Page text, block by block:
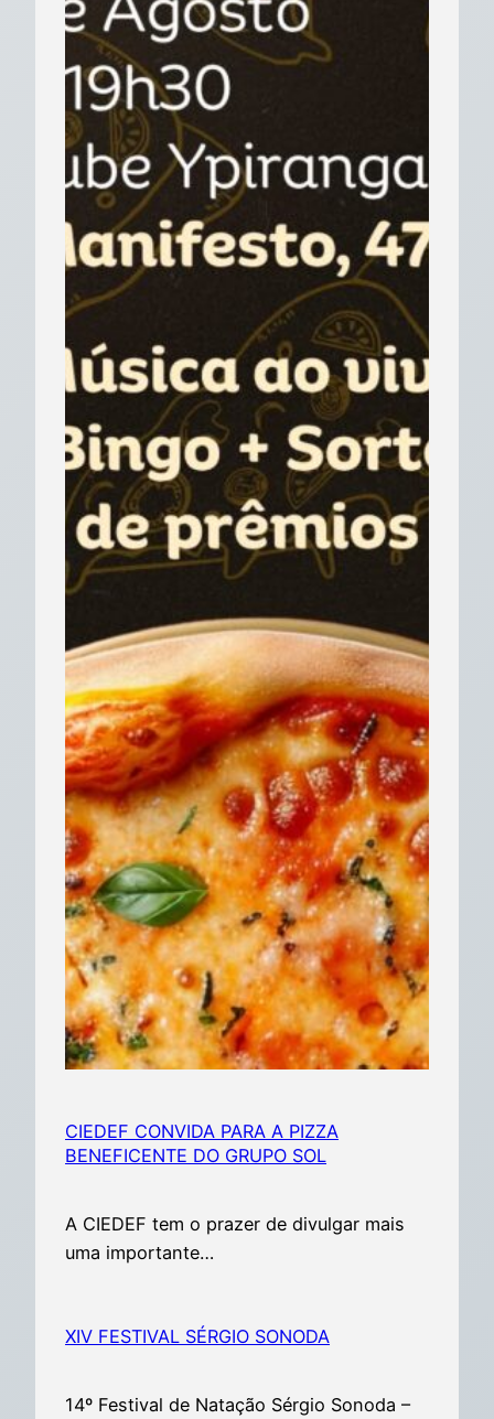
CIEDEF CONVIDA PARA A PIZZA
BENEFICENTE DO GRUPO SOL
A CIEDEF tem o prazer de divulgar mais
uma importante…
XIV FESTIVAL SÉRGIO SONODA
14º Festival de Natação Sérgio Sonoda –